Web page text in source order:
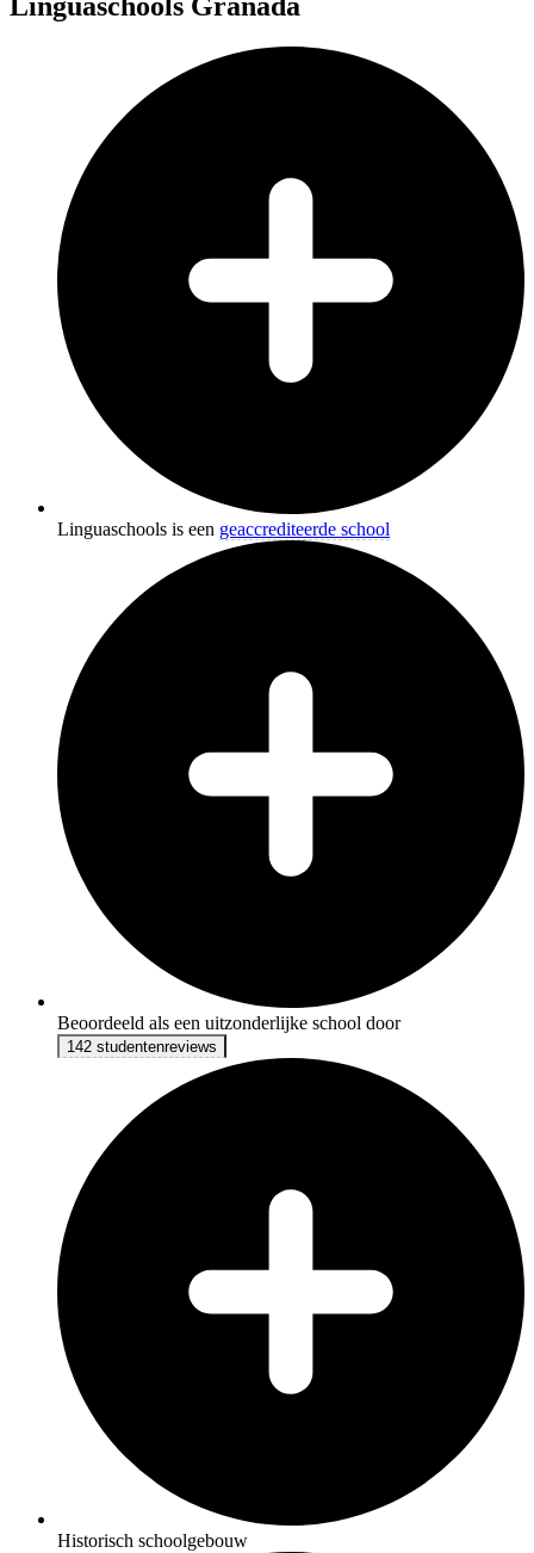
Linguaschools is een geaccrediteerde school
Beoordeeld als een uitzonderlijke school door
142 studentenreviews
Historisch schoolgebouw